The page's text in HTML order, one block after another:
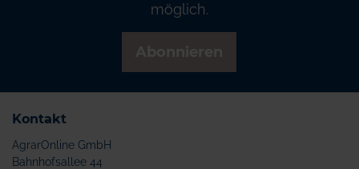
möglich.
Kontakt
AgrarOnline GmbH
Bahnhofsallee 44